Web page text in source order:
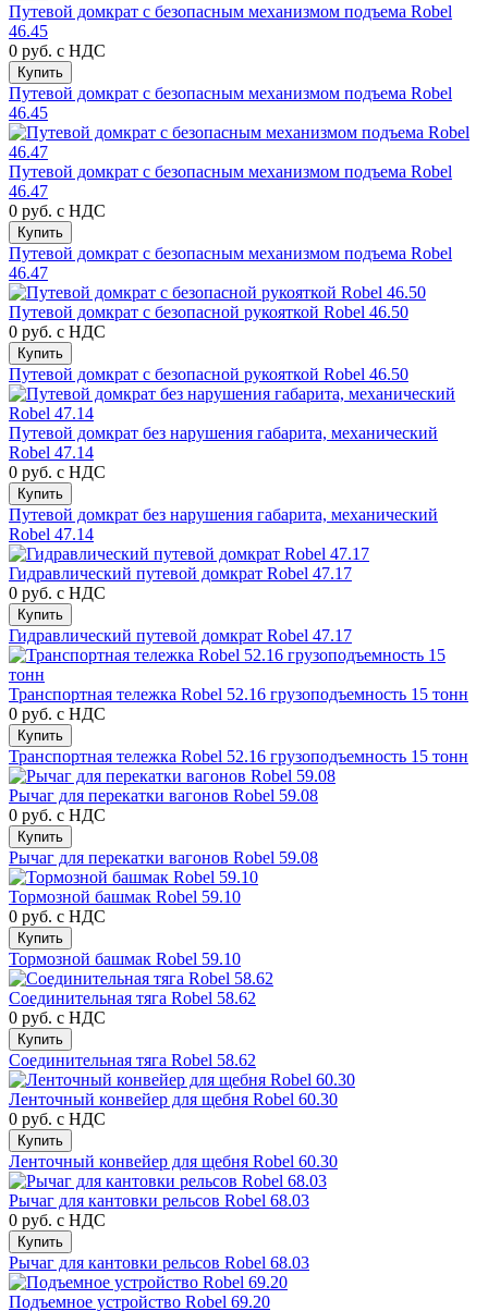
Путевой домкрат с безопасным механизмом подъема Robel
46.45
0 руб. с НДС
Купить
Путевой домкрат с безопасным механизмом подъема Robel
46.45
Путевой домкрат с безопасным механизмом подъема Robel
46.47
0 руб. с НДС
Купить
Путевой домкрат с безопасным механизмом подъема Robel
46.47
Путевой домкрат с безопасной рукояткой Robel 46.50
0 руб. с НДС
Купить
Путевой домкрат с безопасной рукояткой Robel 46.50
Путевой домкрат без нарушения габарита, механический
Robel 47.14
0 руб. с НДС
Купить
Путевой домкрат без нарушения габарита, механический
Robel 47.14
Гидравлический путевой домкрат Robel 47.17
0 руб. с НДС
Купить
Гидравлический путевой домкрат Robel 47.17
Транспортная тележка Robel 52.16 грузоподъемность 15 тонн
0 руб. с НДС
Купить
Транспортная тележка Robel 52.16 грузоподъемность 15 тонн
Рычаг для перекатки вагонов Robel 59.08
0 руб. с НДС
Купить
Рычаг для перекатки вагонов Robel 59.08
Тормозной башмак Robel 59.10
0 руб. с НДС
Купить
Тормозной башмак Robel 59.10
Соединительная тяга Robel 58.62
0 руб. с НДС
Купить
Соединительная тяга Robel 58.62
Ленточный конвейер для щебня Robel 60.30
0 руб. с НДС
Купить
Ленточный конвейер для щебня Robel 60.30
Рычаг для кантовки рельсов Robel 68.03
0 руб. с НДС
Купить
Рычаг для кантовки рельсов Robel 68.03
Подъемное устройство Robel 69.20